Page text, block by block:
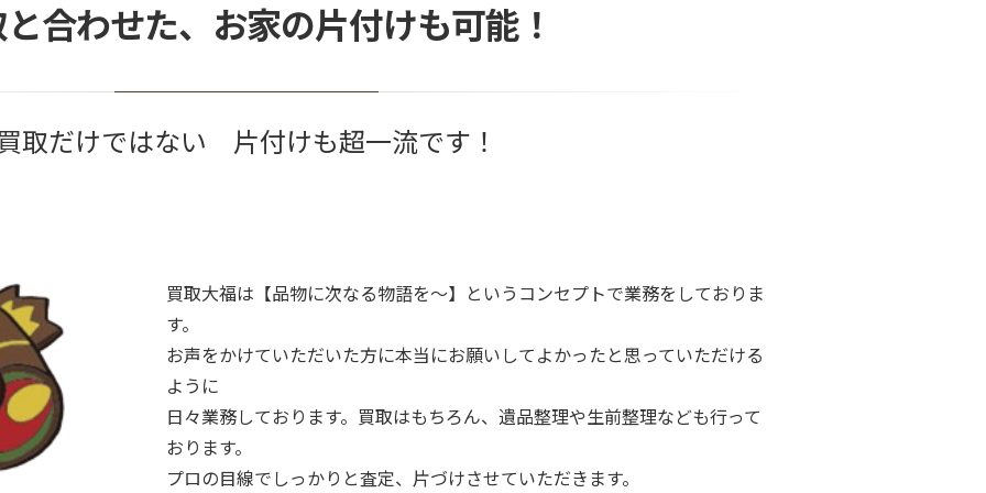
合わせた、お家の片付けも可能！
取だけではない 片付けも超一流です！
買取大福は【品物に次なる物語を～】というコンセプトで業務をしておりま
す。
お声をかけていただいた方に本当にお願いしてよかったと思っていただける
ように
日々業務しております。買取はもちろん、遺品整理や生前整理なども行って
おります。
プロの目線でしっかりと査定、片づけさせていただきます。